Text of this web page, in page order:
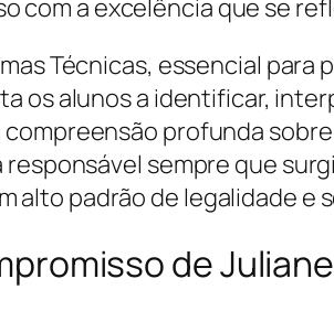
com a excelência que se
Técnicas, essencial
os alunos a identificar,
profunda
sempre que
alto padrão de legalidade e
de